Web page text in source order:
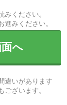
みください。
進みください。
へ
違いがあります
ざいます。